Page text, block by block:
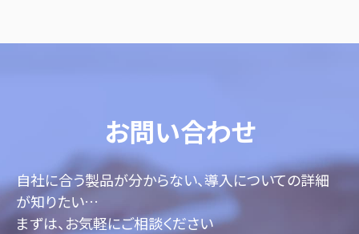
お問い合わせ
自社に合う製品が分からない、導入についての詳細
が知りたい…
まずは、お気軽にご相談ください